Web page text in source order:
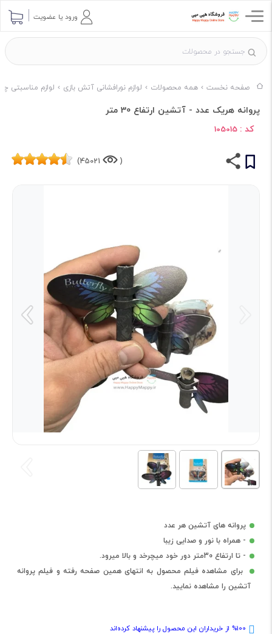
ورود یا عضویت
صفحه نخست همه محصولات لوازم نورافشانی آتش بازی لوازم مناسبتی
پروانه هریک عدد - آتشین ارتفاع 30 متر
کد : 105015
(
45021)
پروانه های آتشین هر عدد
- همراه با نور و صدایی زیبا
- تا ارتفاع 30متر دور خود میچرخد و بالا میرود.
برای مشاهده فیلم محصول به انتهای همین صفحه رفته و فیلم پروانه
آتشین را مشاهده نمایید.
%100 از خریداران این محصول را پیشنهاد کرده‌اند